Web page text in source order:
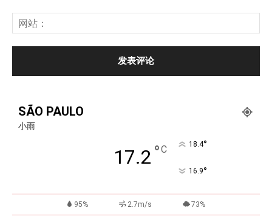
SÃO PAULO
小雨
17.2 °C 18.4°
16.9°
95% 2.7m/s 73%